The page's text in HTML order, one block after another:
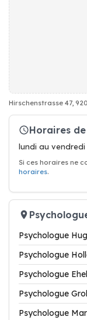
Hirschenstrasse 47,
Horaires
lundi au vendredi
Si ces horaires ne
horaires.
Psychologue
Psychologue
Psychologue
Psychologue
Psychologue